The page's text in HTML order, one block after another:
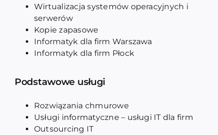
Wirtualizacja systemów operacyjnych i
serwerów
Kopie zapasowe
Informatyk dla firm Warszawa
Informatyk dla firm Płock
Podstawowe usługi
Rozwiązania chmurowe
Usługi informatyczne – usługi IT dla firm
Outsourcing IT